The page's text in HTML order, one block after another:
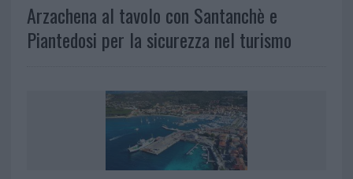
Arzachena al tavolo con Santanchè e
Piantedosi per la sicurezza nel turismo